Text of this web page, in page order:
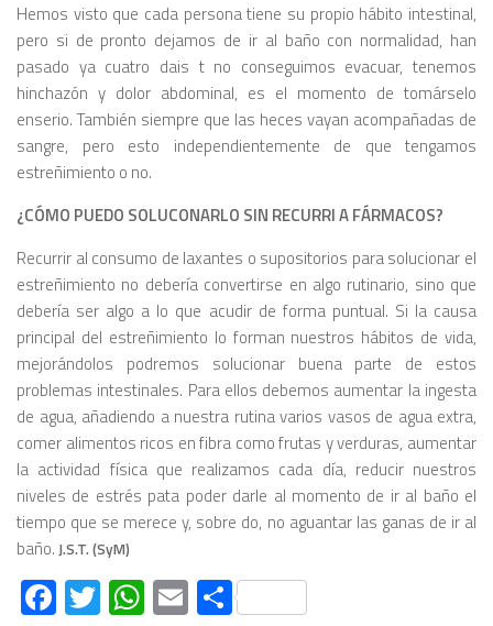
Hemos visto que cada persona tiene su propio hábito intestinal,
pero si de pronto dejamos de ir al baño con normalidad, han
pasado ya cuatro dais t no conseguimos evacuar, tenemos
hinchazón y dolor abdominal, es el momento de tomárselo
enserio. También siempre que las heces vayan acompañadas de
sangre, pero esto independientemente de que tengamos
estreñimiento o no.
¿CÓMO PUEDO SOLUCONARLO SIN RECURRI A FÁRMACOS?
Recurrir al consumo de laxantes o supositorios para solucionar el
estreñimiento no debería convertirse en algo rutinario, sino que
debería ser algo a lo que acudir de forma puntual. Si la causa
principal del estreñimiento lo forman nuestros hábitos de vida,
mejorándolos podremos solucionar buena parte de estos
problemas intestinales. Para ellos debemos aumentar la ingesta
de agua, añadiendo a nuestra rutina varios vasos de agua extra,
comer alimentos ricos en fibra como frutas y verduras, aumentar
la actividad física que realizamos cada día, reducir nuestros
niveles de estrés pata poder darle al momento de ir al baño el
tiempo que se merece y, sobre do, no aguantar las ganas de ir al
baño. J.S.T. (SyM)
Facebook
Twitter
WhatsApp
EmailCompartir